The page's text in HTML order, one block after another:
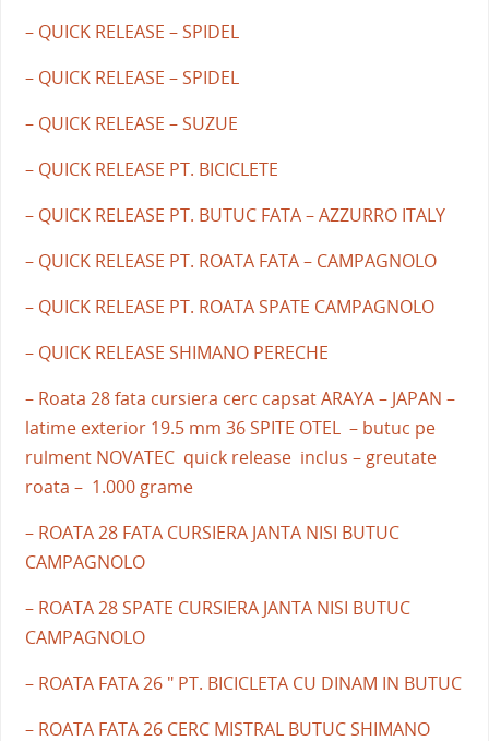
– QUICK RELEASE – SPIDEL
– QUICK RELEASE – SPIDEL
– QUICK RELEASE – SUZUE
– QUICK RELEASE PT. BICICLETE
– QUICK RELEASE PT. BUTUC FATA – AZZURRO ITALY
– QUICK RELEASE PT. ROATA FATA – CAMPAGNOLO
– QUICK RELEASE PT. ROATA SPATE CAMPAGNOLO
– QUICK RELEASE SHIMANO PERECHE
– Roata 28 fata cursiera cerc capsat ARAYA – JAPAN –
latime exterior 19.5 mm 36 SPITE OTEL – butuc pe
rulment NOVATEC quick release inclus – greutate
roata – 1.000 grame
– ROATA 28 FATA CURSIERA JANTA NISI BUTUC
CAMPAGNOLO
– ROATA 28 SPATE CURSIERA JANTA NISI BUTUC
CAMPAGNOLO
– ROATA FATA 26 " PT. BICICLETA CU DINAM IN BUTUC
– ROATA FATA 26 CERC MISTRAL BUTUC SHIMANO